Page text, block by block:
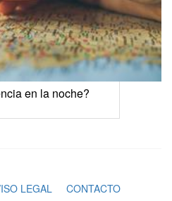
en la noche?
LEGAL CONTACTO